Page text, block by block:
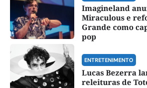
Imagineland
Miraculous e
Grande como
pop
ENTRETENIMENTO
Lucas Bezerra
releituras de